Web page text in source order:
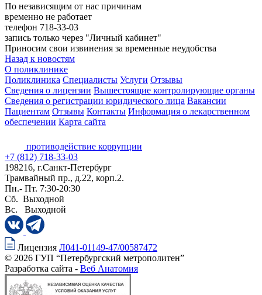
По независящим от нас причинам
временно не работает
телефон 718-33-03
запись только через "Личный кабинет"
Приносим свои извинения за временные неудобства
Назад к новостям
О поликлинике
Поликлиника Специалисты Услуги Отзывы
Сведения о лицензии Вышестоящие контролирующие органы
Сведения о регистрации юридического лица Вакансии
Пациентам Отзывы Контакты Информация о лекарственном
обеспечении Карта сайта
противодействие коррупции
+7 (812) 718-33-03
198216, г.Санкт-Петербург
Трамвайный пр., д.22, корп.2.
Пн.- Пт. 7:30-20:30
Сб. Выходной
Вс. Выходной
Лицензия Л041-01149-47/00587472
© 2026 ГУП “Петербургский метрополитен”
Разработка сайта - Веб Анатомия